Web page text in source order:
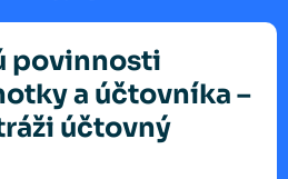
povinnosti
a účtovníka –
účtovný